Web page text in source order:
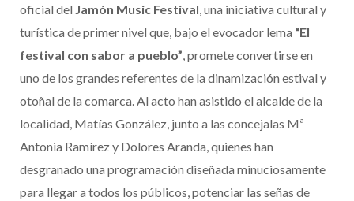
oficial del Jamón Music Festival , una iniciativa cultural y
turística de primer nivel que, bajo el evocador lema “El
festival con sabor a pueblo” , promete convertirse en
uno de los grandes referentes de la dinamización estival y
otoñal de la comarca. Al acto han asistido el alcalde de la
localidad, Matías González, junto a las concejalas Mª
Antonia Ramírez y Dolores Aranda, quienes han
desgranado una programación diseñada minuciosamente
para llegar a todos los públicos, potenciar las señas de